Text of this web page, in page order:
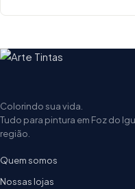
Colorindo sua vida.
Tudo para pintura em Foz do
região.
Quem somos
Nossas lojas